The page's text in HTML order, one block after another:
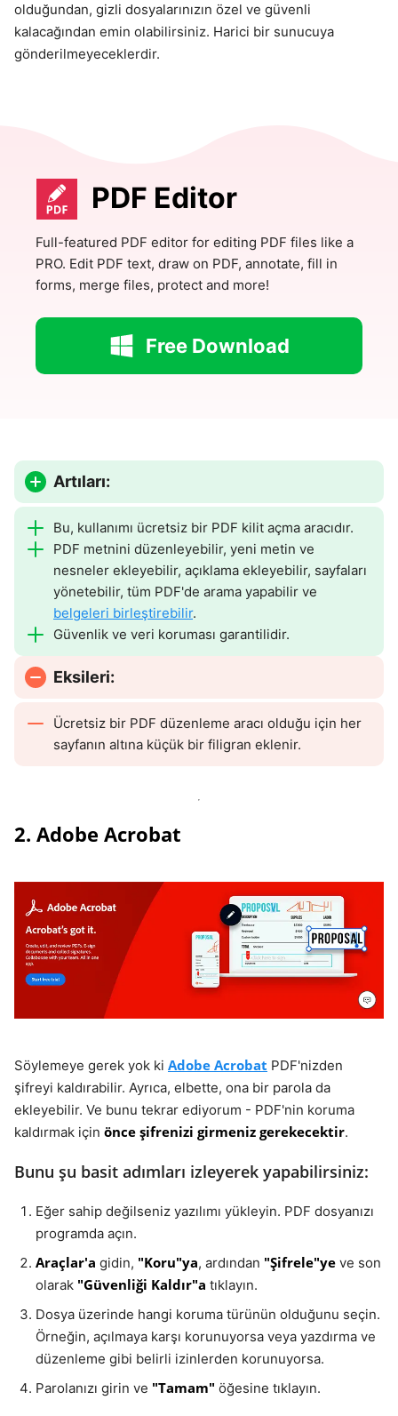
olduğundan, gizli dosyalarınızın özel ve güvenli
kalacağından emin olabilirsiniz. Harici bir sunucuya
gönderilmeyeceklerdir.
PDF Editor
Full-featured PDF editor for editing PDF files like a
PRO. Edit PDF text, draw on PDF, annotate, fill in
forms, merge files, protect and more!
Free Download
Artıları:
Bu, kullanımı ücretsiz bir PDF kilit açma aracıdır.
PDF metnini düzenleyebilir, yeni metin ve
nesneler ekleyebilir, açıklama ekleyebilir, sayfaları
yönetebilir, tüm PDF'de arama yapabilir ve
belgeleri birleştirebilir.
Güvenlik ve veri koruması garantilidir.
Eksileri:
Ücretsiz bir PDF düzenleme aracı olduğu için her
sayfanın altına küçük bir filigran eklenir.
2. Adobe Acrobat
Söylemeye gerek yok ki Adobe Acrobat PDF'nizden
şifreyi kaldırabilir. Ayrıca, elbette, ona bir parola da
ekleyebilir. Ve bunu tekrar ediyorum - PDF'nin koruma
kaldırmak için önce şifrenizi girmeniz gerekecektir.
Bunu şu basit adımları izleyerek yapabilirsiniz:
Eğer sahip değilseniz yazılımı yükleyin. PDF dosyanızı
programda açın.
Araçlar'a gidin, "Koru"ya, ardından "Şifrele"ye ve son
olarak "Güvenliği Kaldır"a tıklayın.
Dosya üzerinde hangi koruma türünün olduğunu seçin.
Örneğin, açılmaya karşı korunuyorsa veya yazdırma ve
düzenleme gibi belirli izinlerden korunuyorsa.
Parolanızı girin ve "Tamam" öğesine tıklayın.